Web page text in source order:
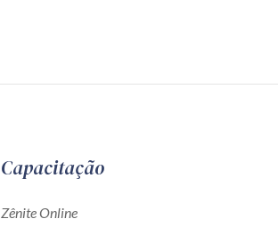
Capacitação
Zênite Online